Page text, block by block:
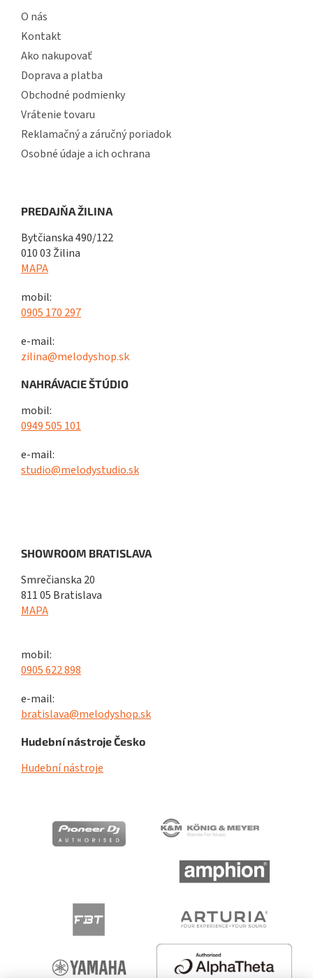
O nás
Kontakt
Ako nakupovať
Doprava a platba
Obchodné podmienky
Vrátenie tovaru
Reklamačný a záručný poriadok
Osobné údaje a ich ochrana
PREDAJŇA ŽILINA
Bytčianska 490/122
010 03 Žilina
MAPA
mobil:
0905 170 297
e-mail:
zilina@melodyshop.sk
NAHRÁVACIE ŠTÚDIO
mobil:
0949 505 101
e-mail:
studio@melodystudio.sk
SHOWROOM BRATISLAVA
Smrečianska 20
811 05 Bratislava
MAPA
mobil:
0905 622 898
e-mail:
bratislava@melodyshop.sk
Hudební nástroje Česko
Hudební nástroje